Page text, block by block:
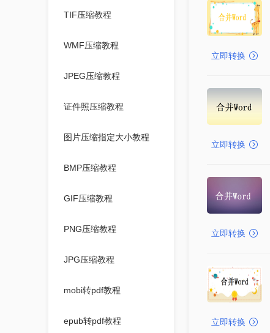
TIF压缩教程
WMF压缩教程
JPEG压缩教程
证件照压缩教程
图片压缩指定大小教程
BMP压缩教程
GIF压缩教程
PNG压缩教程
JPG压缩教程
mobi转pdf教程
epub转pdf教程
立即转换
立即转换
立即转换
立即转换